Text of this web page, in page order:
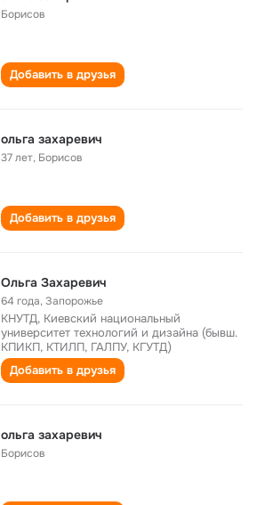
Борисов
Добавить в друзья
ольга захаревич
37 лет, Борисов
Добавить в друзья
Ольга Захаревич
64 года,Запорожье
КНУТД, Киевский национальный
университет технологий и дизайна (бывш.
КПИКП, КТИЛП, ГАЛПУ, КГУТД)
Добавить в друзья
ольга захаревич
Борисов